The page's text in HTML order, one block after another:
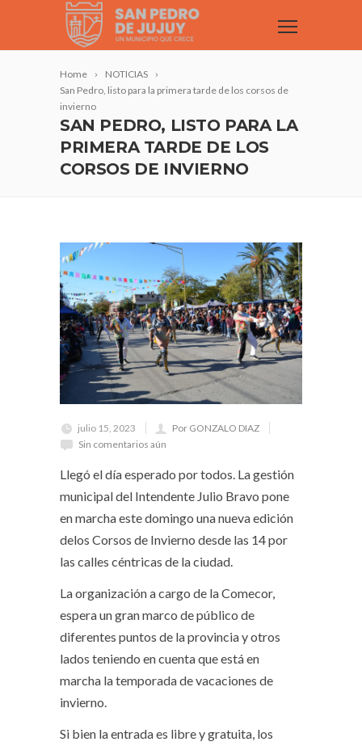
Home
NOTICIAS
San Pedro, listo para la primera tarde de los corsos de
invierno
SAN PEDRO, LISTO PARA LA
PRIMERA TARDE DE LOS
CORSOS DE INVIERNO
julio 15, 2023
Por GONZALO DIAZ
Sin comentarios aún
Llegó el día esperado por todos. La gestión
municipal del Intendente Julio Bravo pone
en marcha este domingo una nueva edición
delos Corsos de Invierno desde las 14 por
las calles céntricas de la ciudad.
La organización a cargo de la Comecor,
espera un gran marco de público de
diferentes puntos de la provincia y otros
lados teniendo en cuenta que está en
marcha la temporada de vacaciones de
invierno.
Si bien la entrada es libre y gratuita, los